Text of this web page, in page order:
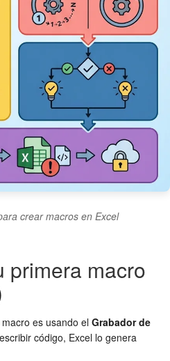
crear macros en Excel
primera macro
es usando el Grabador de
código, Excel lo genera